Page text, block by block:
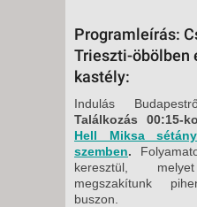
Programleírás:
Trieszti-öbölben
kastély:
Indulás
Találkozás 00:15-
Hell Miksa
szemben.
keresztül,
megszakítunk
buszon.